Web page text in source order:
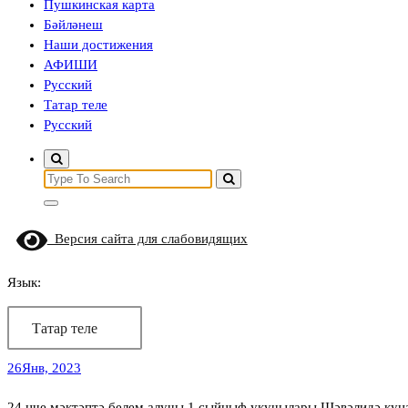
Пушкинская карта
Бәйләнеш
Наши достижения
АФИШИ
Русский
Татар теле
Русский
Search
for:
Версия сайта для слабовидящих
Язык:
Татар теле
26Янв, 2023